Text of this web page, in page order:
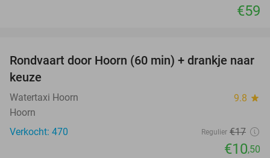
€59
38%
Rondvaart door Hoorn (60 min) + drankje naar
keuze
Watertaxi Hoorn 9.8 star
Hoorn
Verkocht: 470
Regulier €17
€10,50